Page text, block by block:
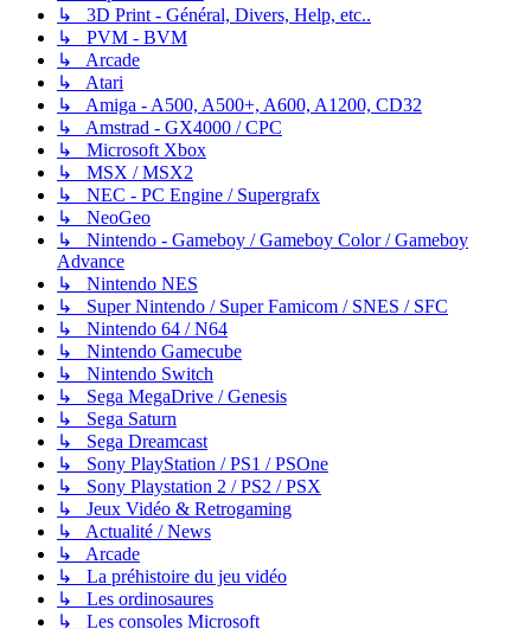
↳ 3D Print - Général, Divers, Help, etc..
↳ PVM - BVM
↳ Arcade
↳ Atari
↳ Amiga - A500, A500+, A600, A1200, CD32
↳ Amstrad - GX4000 / CPC
↳ Microsoft Xbox
↳ MSX / MSX2
↳ NEC - PC Engine / Supergrafx
↳ NeoGeo
↳ Nintendo - Gameboy / Gameboy Color / Gameboy
Advance
↳ Nintendo NES
↳ Super Nintendo / Super Famicom / SNES / SFC
↳ Nintendo 64 / N64
↳ Nintendo Gamecube
↳ Nintendo Switch
↳ Sega MegaDrive / Genesis
↳ Sega Saturn
↳ Sega Dreamcast
↳ Sony PlayStation / PS1 / PSOne
↳ Sony Playstation 2 / PS2 / PSX
↳ Jeux Vidéo & Retrogaming
↳ Actualité / News
↳ Arcade
↳ La préhistoire du jeu vidéo
↳ Les ordinosaures
↳ Les consoles Microsoft